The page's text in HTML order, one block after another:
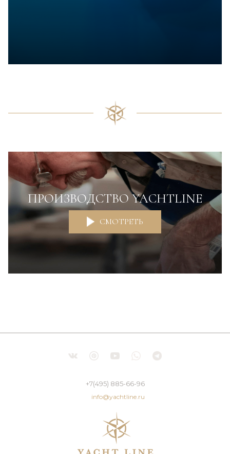
ПРОИЗВОДСТВО YACHTLINE
СМОТРЕТЬ
+7(495) 885-66-96
info@yachtline.ru